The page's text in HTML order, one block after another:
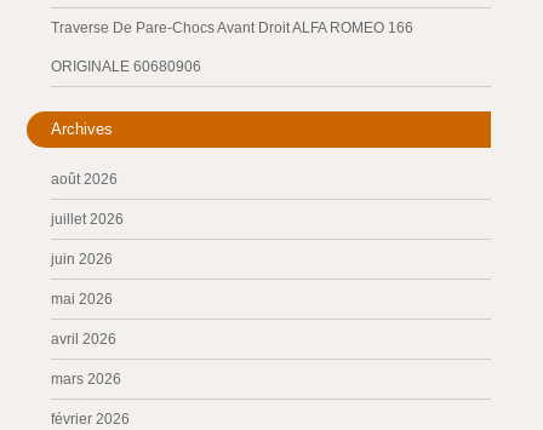
Traverse De Pare-Chocs Avant Droit ALFA ROMEO 166
ORIGINALE 60680906
Archives
août 2026
juillet 2026
juin 2026
mai 2026
avril 2026
mars 2026
février 2026